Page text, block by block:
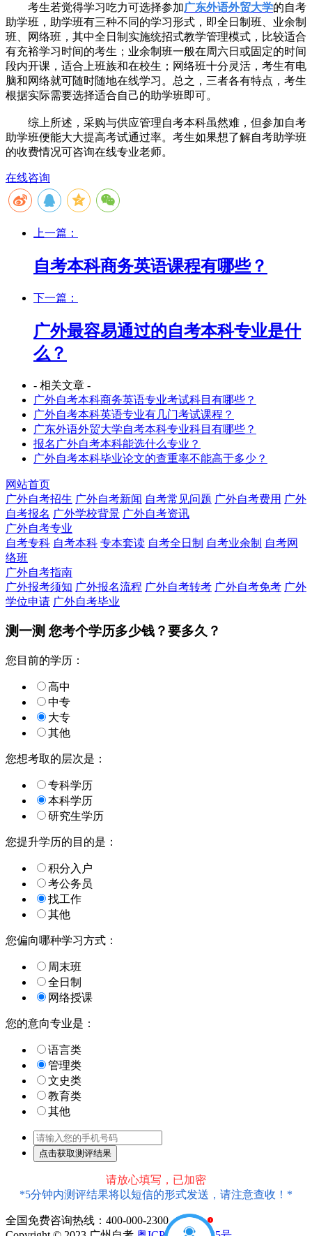
考生若觉得学习吃力可选择参加广东外语外贸大学的自考
助学班，助学班有三种不同的学习形式，即全日制班、业余制
班、网络班，其中全日制实施统招式教学管理模式，比较适合
有充裕学习时间的考生；业余制班一般在周六日或固定的时间
段内开课，适合上班族和在校生；网络班十分灵活，考生有电
脑和网络就可随时随地在线学习。总之，三者各有特点，考生
根据实际需要选择适合自己的助学班即可。
综上所述，采购与供应管理自考本科虽然难，但参加自考
助学班便能大大提高考试通过率。考生如果想了解自考助学班
的收费情况可咨询在线专业老师。
在线咨询
上一篇：
自考本科商务英语课程有哪些？
下一篇：
广外最容易通过的自考本科专业是什
么？
- 相关文章 -
广外自考本科商务英语专业考试科目有哪些？
广外自考本科英语专业有几门考试课程？
广东外语外贸大学自考本科专业科目有哪些？
报名广外自考本科能选什么专业？
广外自考本科毕业论文的查重率不能高于多少？
网站首页
广外自考招生 广外自考新闻 自考常见问题 广外自考费用 广外
自考报名 广外学校背景 广外自考资讯
广外自考专业
自考专科 自考本科 专本套读 自考全日制 自考业余制 自考网
络班
广外自考指南
广外报考须知 广外报名流程 广外自考转考 广外自考免考 广外
学位申请 广外自考毕业
测一测 您考个学历多少钱？要多久？
您目前的学历：
高中
中专
大专
其他
您想考取的层次是：
专科学历
本科学历
研究生学历
您提升学历的目的是：
积分入户
考公务员
找工作
其他
您偏向哪种学习方式：
周末班
全日制
网络授课
您的意向专业是：
语言类
管理类
文史类
教育类
其他
请放心填写，已加密
*5分钟内测评结果将以短信的形式发送，请注意查收！*
全国免费咨询热线：400-000-2300
1